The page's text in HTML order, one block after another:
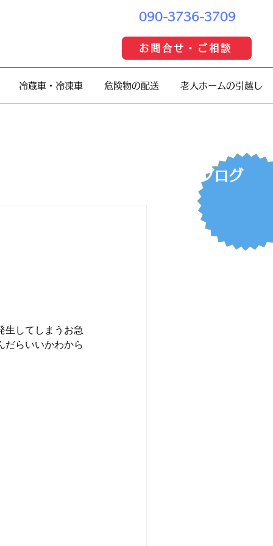
​ブログ
090-3736-3709
お問合せ・ご相談
冷蔵車・冷凍車 危険物の配送 老人ホームの引越し
生してしまうお急
だらいいかわから